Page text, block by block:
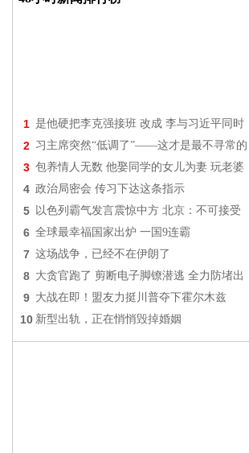
1 是他硬把李克强接班 改成 李与习近平同时
2 习主席突然“低调了”——这才是最不寻常的
3 包养情人无数 他娶同学的女儿为妻 玩老婆
4 政治局密会 传习下达这条指示
5 以色列霸气发言震惊中方 北京：不可接受
6 全球最幸福国家出炉 一国9连霸
7 这场战争，已经不在伊朗了
8 大贪官跑了 剪断电子脚镣潜逃 全力防堵出
9 大战在即！盟友力挺川普夺下霍尔木兹
10 新型出轨，正在悄悄毁掉婚姻